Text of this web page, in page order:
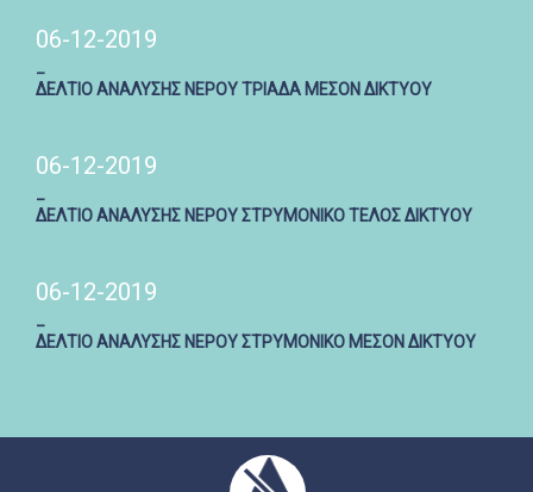
06-12-2019
ΔΕΛΤΙΟ ΑΝΑΛΥΣΗΣ ΝΕΡΟΥ ΤΡΙΑΔΑ ΜΕΣΟΝ ΔΙΚΤΥΟΥ
06-12-2019
ΔΕΛΤΙΟ ΑΝΑΛΥΣΗΣ ΝΕΡΟΥ ΣΤΡΥΜΟΝΙΚΟ ΤΕΛΟΣ ΔΙΚΤΥΟΥ
06-12-2019
ΔΕΛΤΙΟ ΑΝΑΛΥΣΗΣ ΝΕΡΟΥ ΣΤΡΥΜΟΝΙΚΟ ΜΕΣΟΝ ΔΙΚΤΥΟΥ